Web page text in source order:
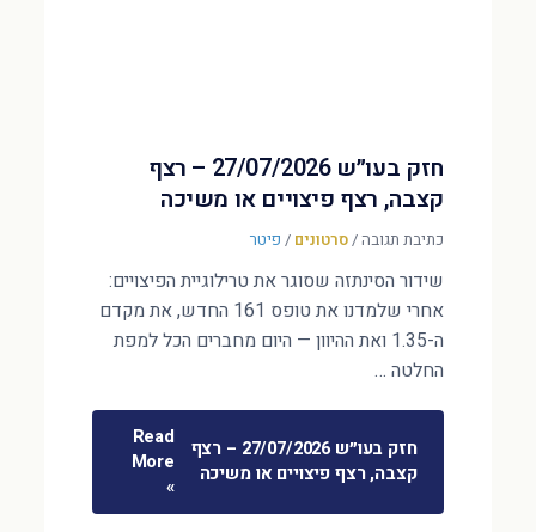
חזק בעו״ש 27/07/2026 – רצף
קצבה, רצף פיצויים או משיכה
כתיבת תגובה/סרטונים / פיטר
שידור הסינתזה שסוגר את טרילוגיית הפיצויים:
אחרי שלמדנו את טופס 161 החדש, את מקדם
ה-1.35 ואת ההיוון — היום מחברים הכל למפת
החלטה …
חזק בעו״ש 27/07/2026 – רצף
קצבה, רצף פיצויים או משיכה
Read
More
»